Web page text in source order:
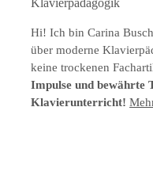
Hi! Ich bin Carina
über moderne
keine trockenen
Impulse und bewährte
Klavierunterricht!